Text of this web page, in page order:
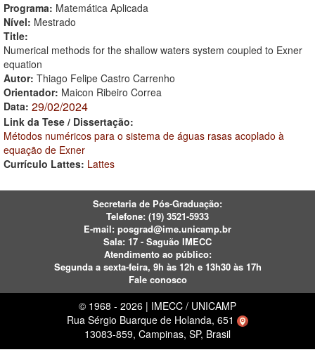
Programa: Matemática Aplicada
Nível: Mestrado
Title:
Numerical methods for the shallow waters system coupled to Exner
equation
Autor: Thiago Felipe Castro Carrenho
Orientador: Maicon Ribeiro Correa
Data: 29/02/2024
Link da Tese / Dissertação:
Métodos numéricos para o sistema de águas rasas acoplado à
equação de Exner
Currículo Lattes: Lattes
Secretaria de Pós-Graduação:
Telefone: (19) 3521-5933
E-mail: posgrad@ime.unicamp.br
Sala: 17 - Saguão IMECC
Atendimento ao público:
Segunda a sexta-feira, 9h às 12h e 13h30 às 17h
Fale conosco
© 1968 - 2026 | IMECC / UNICAMP
Rua Sérgio Buarque de Holanda, 651
13083-859, Campinas, SP, Brasil